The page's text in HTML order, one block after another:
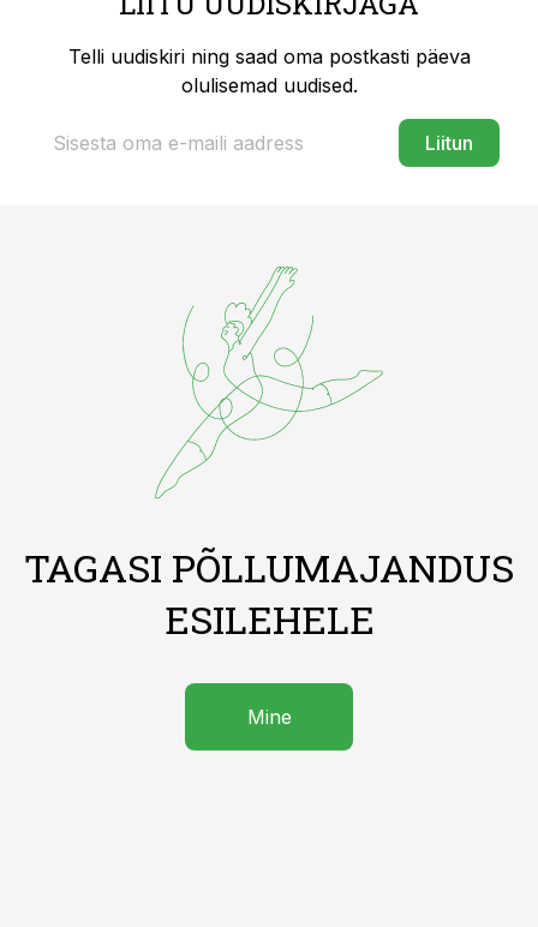
Telli uudiskiri ning saad oma postkasti päeva
olulisemad uudised.
Liitun
TAGASI PÕLLUMAJANDUS
ESILEHELE
Mine